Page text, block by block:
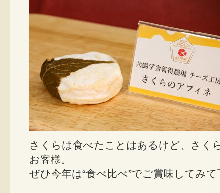
さくらは食べたことはあるけど、さく
お客様。
ぜひ今年は“食べ比べ”でご賞味してみ